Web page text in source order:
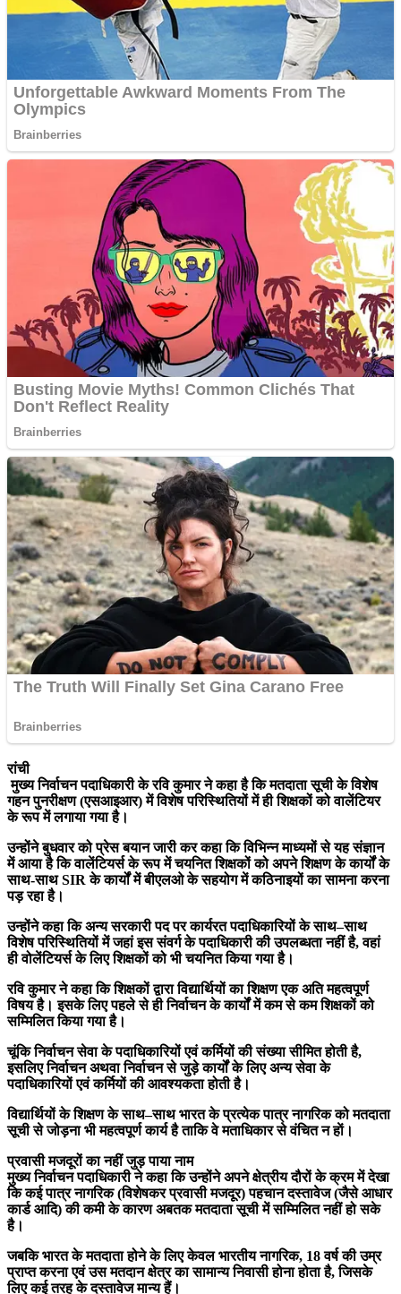
रांची
मुख्य निर्वाचन पदाधिकारी के रवि कुमार ने कहा है कि मतदाता सूची के विशेष
गहन पुनरीक्षण (एसआइआर) में विशेष परिस्थितियों में ही शिक्षकों को वालेंटियर
के रूप में लगाया गया है।
उन्होंने बुधवार को प्रेस बयान जारी कर कहा कि विभिन्न माध्यमों से यह संज्ञान
में आया है कि वालेंटियर्स के रूप में चयनित शिक्षकों को अपने शिक्षण के कार्यों के
साथ-साथ SIR के कार्यों में बीएलओ के सहयोग में कठिनाइयों का सामना करना
पड़ रहा है।
उन्होंने कहा कि अन्य सरकारी पद पर कार्यरत पदाधिकारियों के साथ–साथ
विशेष परिस्थितियों में जहां इस संवर्ग के पदाधिकारी की उपलब्धता नहीं है, वहां
ही वोलेंटियर्स के लिए शिक्षकों को भी चयनित किया गया है।
रवि कुमार ने कहा कि शिक्षकों द्वारा विद्यार्थियों का शिक्षण एक अति महत्वपूर्ण
विषय है। इसके लिए पहले से ही निर्वाचन के कार्यों में कम से कम शिक्षकों को
सम्मिलित किया गया है।
चूंकि निर्वाचन सेवा के पदाधिकारियों एवं कर्मियों की संख्या सीमित होती है,
इसलिए निर्वाचन अथवा निर्वाचन से जुड़े कार्यों के लिए अन्य सेवा के
पदाधिकारियों एवं कर्मियों की आवश्यकता होती है।
विद्यार्थियों के शिक्षण के साथ–साथ भारत के प्रत्येक पात्र नागरिक को मतदाता
सूची से जोड़ना भी महत्वपूर्ण कार्य है ताकि वे मताधिकार से वंचित न हाें।
प्रवासी मजदूरों का नहीं जुड़ पाया नाम
मुख्य निर्वाचन पदाधिकारी ने कहा कि उन्होंने अपने क्षेत्रीय दौरों के क्रम में देखा
कि कई पात्र नागरिक (विशेषकर प्रवासी मजदूर) पहचान दस्तावेज (जैसे आधार
कार्ड आदि) की कमी के कारण अबतक मतदाता सूची में सम्मिलित नहीं हो सके
है।
जबकि भारत के मतदाता होने के लिए केवल भारतीय नागरिक, 18 वर्ष की उम्र
प्राप्त करना एवं उस मतदान क्षेत्र का सामान्य निवासी होना होता है, जिसके
लिए कई तरह के दस्तावेज मान्य हैं।